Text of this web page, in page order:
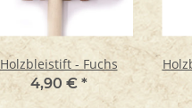
Holzbleistift - Fuchs
4,90 € *